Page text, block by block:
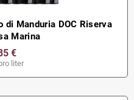
Manduria DOC Riserva
Marina
€
liter